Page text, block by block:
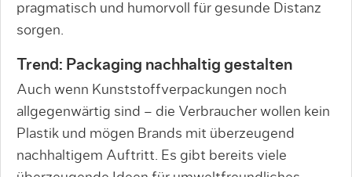
pragmatisch und humorvoll für gesunde Distanz
sorgen.
Trend: Packaging nachhaltig gestalten
Auch wenn Kunststoffverpackungen noch
allgegenwärtig sind – die Verbraucher wollen kein
Plastik und mögen Brands mit überzeugend
nachhaltigem Auftritt. Es gibt bereits viele